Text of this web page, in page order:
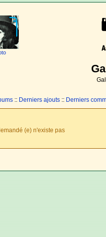
:: Derniers ajouts :: Derniers
(e) n'existe pas